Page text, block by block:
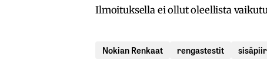
Ilmoituksella ei ollut oleellista
Nokian Renkaat rengastestit